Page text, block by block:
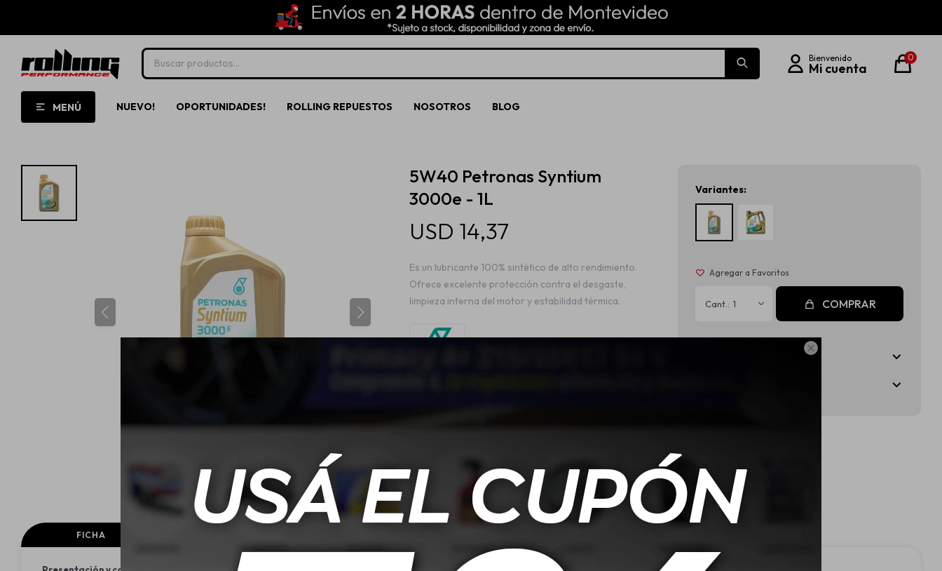

MENÚ NUEVO! OPORTUNIDADES! ROLLING REPUESTOS NOSOTROS BLOG
0
5W40 Petronas Syntium
3000e - 1L
USD 14,37
Es un lubricante 100% sintético de alto rendimiento.
Ofrece excelente protección contra el desgaste,
limpieza interna del motor y estabilidad térmica.
Variantes:
1 COMPRAR
FICHA